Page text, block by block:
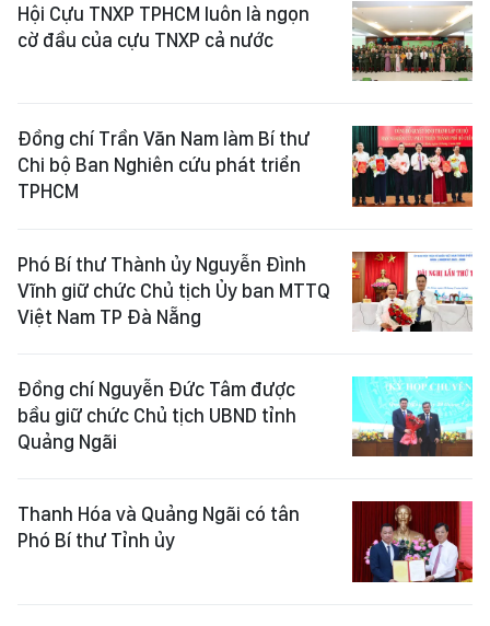
Hội Cựu TNXP TPHCM luôn là ngọn
cờ đầu của cựu TNXP cả nước
Đồng chí Trần Văn Nam làm Bí thư
Chi bộ Ban Nghiên cứu phát triển
TPHCM
Phó Bí thư Thành ủy Nguyễn Đình
Vĩnh giữ chức Chủ tịch Ủy ban MTTQ
Việt Nam TP Đà Nẵng
Đồng chí Nguyễn Đức Tâm được
bầu giữ chức Chủ tịch UBND tỉnh
Quảng Ngãi
Thanh Hóa và Quảng Ngãi có tân
Phó Bí thư Tỉnh ủy